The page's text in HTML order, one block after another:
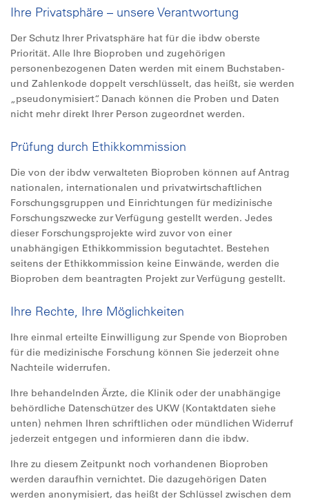
Ihre Privatsphäre – unsere Verantwortung
Der Schutz Ihrer Privatsphäre hat für die ibdw oberste
Priorität. Alle Ihre Bioproben und zugehörigen
personenbezogenen Daten werden mit einem Buchstaben-
und Zahlenkode doppelt verschlüsselt, das heißt, sie werden
„pseudonymisiert“. Danach können die Proben und Daten
nicht mehr direkt Ihrer Person zugeordnet werden.
Prüfung durch Ethikkommission
Die von der ibdw verwalteten Bioproben können auf Antrag
nationalen, internationalen und privatwirtschaftlichen
Forschungsgruppen und Einrichtungen für medizinische
Forschungszwecke zur Verfügung gestellt werden. Jedes
dieser Forschungsprojekte wird zuvor von einer
unabhängigen Ethikkommission begutachtet. Bestehen
seitens der Ethikkommission keine Einwände, werden die
Bioproben dem beantragten Projekt zur Verfügung gestellt.
Ihre Rechte, Ihre Möglichkeiten
Ihre einmal erteilte Einwilligung zur Spende von Bioproben
für die medizinische Forschung können Sie jederzeit ohne
Nachteile widerrufen.
Ihre behandelnden Ärzte, die Klinik oder der unabhängige
behördliche Datenschützer des UKW (Kontaktdaten siehe
unten) nehmen Ihren schriftlichen oder mündlichen Widerruf
jederzeit entgegen und informieren dann die ibdw.
Ihre zu diesem Zeitpunkt noch vorhandenen Bioproben
werden daraufhin vernichtet. Die dazugehörigen Daten
werden anonymisiert, das heißt der Schlüssel zwischen dem